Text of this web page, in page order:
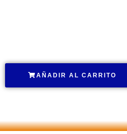
AÑADIR AL CARRITO